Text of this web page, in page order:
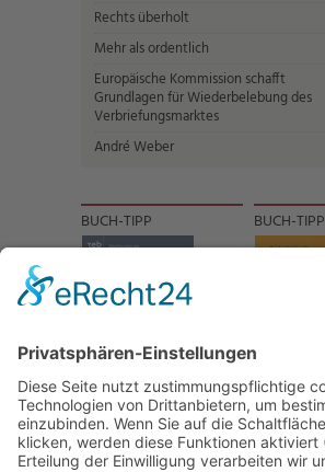
Rechts überholt
Mehr als ordentlich
Europäische Kommission schafft
Grundlagen für Wiederbelebung des
Verbriefungsmarktes
André Weber
BUCH-TIPP BUCH-TIPP